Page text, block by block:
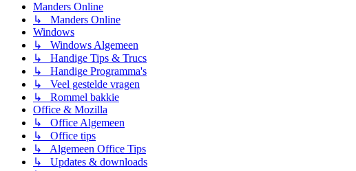
Manders Online
↳ Manders Online
Windows
↳ Windows Algemeen
↳ Handige Tips & Trucs
↳ Handige Programma's
↳ Veel gestelde vragen
↳ Rommel bakkie
Office & Mozilla
↳ Office Algemeen
↳ Office tips
↳ Algemeen Office Tips
↳ Updates & downloads